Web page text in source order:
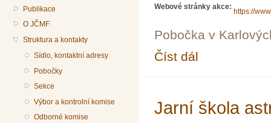
Publikace
O JČMF
Struktura a kontakty
Sídlo, kontaktní adresy
Pobočky
Sekce
Výbor a kontrolní komise
Odborné komise
Webové stránky akce:
https://
Pobočka v
Číst dál
Jarní škola